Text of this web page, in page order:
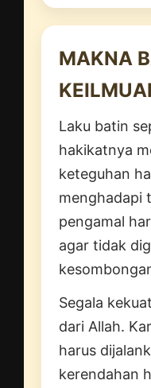
MAKNA
Laku batin
hakikatnya
keteguhan
menghadapi
pengamal
agar tidak
Segala
dari Allah.
harus
kerendahan